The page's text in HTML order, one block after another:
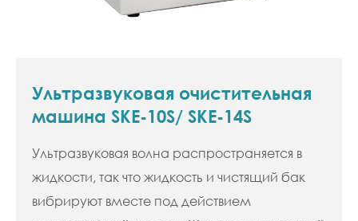
Ультразвуковая очистительная
машина SKE-10S/ SKE-14S
Ультразвуковая волна распространяется в
жидкости, так что жидкость и чистящий бак
вибрируют вместе под действием